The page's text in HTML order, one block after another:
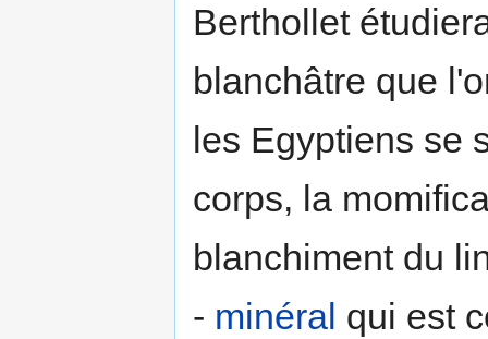
Berthollet
blanchâtre que
les Egyptiens se
corps, la
blanchiment du
- minéral qui est